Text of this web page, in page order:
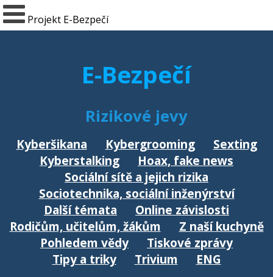
Projekt E-Bezpečí
E-Bezpečí
Rizikové jevy
Kyberšikana Kybergrooming
Sexting
Kyberstalking
Hoax, fake news
Sociální sítě a jejich rizika
Sociotechnika, sociální inženýrství
Další témata
Online závislosti
Rodičům, učitelům, žákům
Z naší kuchyně
Pohledem vědy
Tiskové zprávy
Tipy a triky
Trivium ENG